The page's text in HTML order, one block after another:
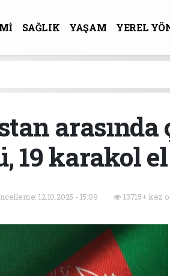
SAĞLIK YAŞAM
YEREL
arasında
19 karakol
12.10.2025 - 15:09 13715+ kez